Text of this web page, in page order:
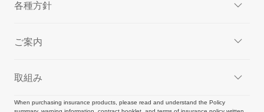
各種方針
ご案内
取組み
When purchasing insurance products, please read and understand the Policy